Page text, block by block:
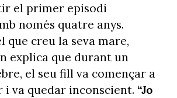
el primer episodi
només quatre anys.
que creu la seva mare,
explica que durant un
el seu fill va començar a
i va quedar inconscient. “Jo